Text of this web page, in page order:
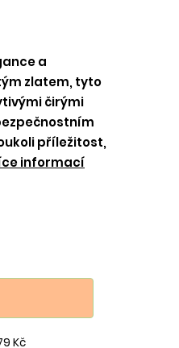
a
zlatem, tyto
čirými
příležitost,
informací
Kč